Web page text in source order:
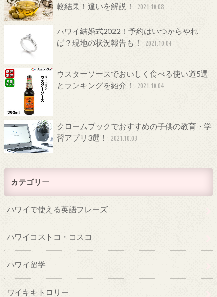
較結果！違いを解説！
2021.10.08
ハワイ結婚式2022！予約はいつからやれ
ば？現地の状況報告も！
2021.10.04
ウスターソースでおいしく食べる使い道5選
とランキングを紹介！
2021.10.04
クロームブックでおすすめの子供の教育・学
習アプリ3選！
2021.10.03
カテゴリー
ハワイで使える英語フレーズ
ハワイコストコ・コスコ
ハワイ留学
ワイキキトロリー